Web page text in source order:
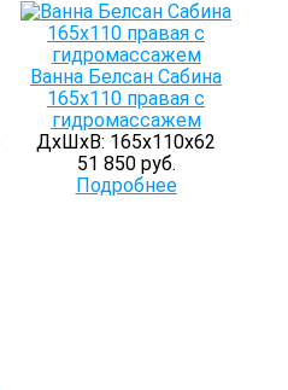
Ванна Белсан Сабина
165х110 правая с
гидромассажем
ДхШхВ: 165х110х62
51 850 руб.
Подробнее